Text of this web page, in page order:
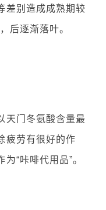
差别造成成熟期较
，后逐渐落叶。
天门冬氨酸含量最
疲劳有很好的作
“咔啡代用品”。